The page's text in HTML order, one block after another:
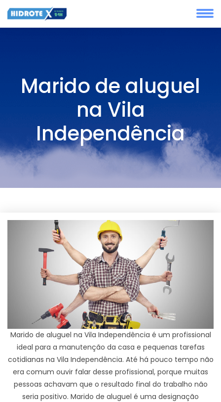
Marido de aluguel
na Vila
Independência
Marido de aluguel na Vila Independência é um profissional
ideal para a manutenção da casa e pequenas tarefas
cotidianas na Vila Independência. Até há pouco tempo não
era comum ouvir falar desse profissional, porque muitas
pessoas achavam que o resultado final do trabalho não
seria positivo. Marido de aluguel é uma designação